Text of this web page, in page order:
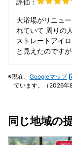
宿です。
満足度が高かったです。 また、館内にはボ
機種のカラオケ
多い理由にも納
を楽しめるお宿だと感じまし
は、ぜひおすす
大浴場がリニュ
れていて 周りの
ストレートアイ
と見えたのです
た。コップなど
らないように配
はPOLAでした
現在、 Googleマップ
ています。（2026年
同じ地域の